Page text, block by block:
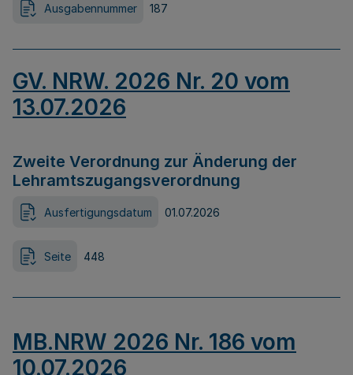
Ausgabennummer 187
GV. NRW. 2026 Nr. 20 vom
13.07.2026
Zweite Verordnung zur Änderung der
Lehramtszugangsverordnung
Ausfertigungsdatum 01.07.2026
Seite 448
MB.NRW 2026 Nr. 186 vom
10.07.2026